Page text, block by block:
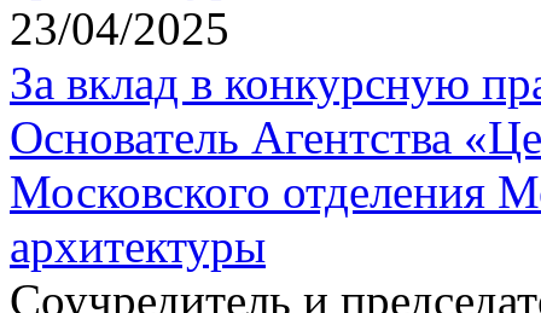
23/04/2025
За вклад в конкурсную
Основатель Агентства
Московского отделения
архитектуры
Соучредитель и